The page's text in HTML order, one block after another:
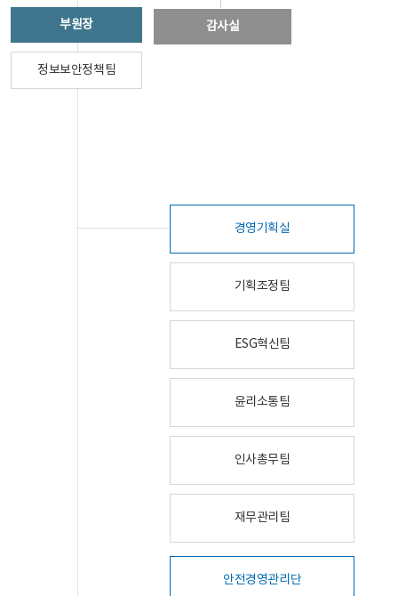
부원장
정보보안정책팀
감사실
경영기획실
기획조정팀
ESG혁신팀
윤리소통팀
인사총무팀
재무관리팀
안전경영관리단